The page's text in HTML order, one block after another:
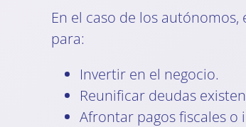
En el caso de los
para:
Invertir en el negocio.
Reunificar deudas
Afrontar pagos fiscales o